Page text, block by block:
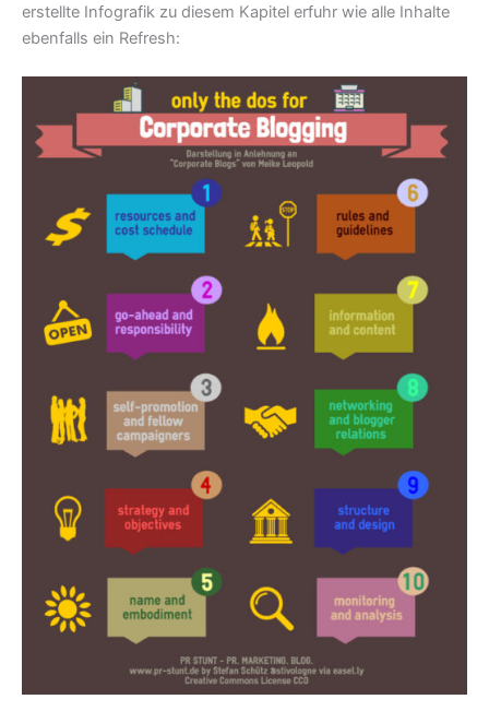
erstellte Infografik zu diesem Kapitel erfuhr wie alle Inhalte
ebenfalls ein Refresh: